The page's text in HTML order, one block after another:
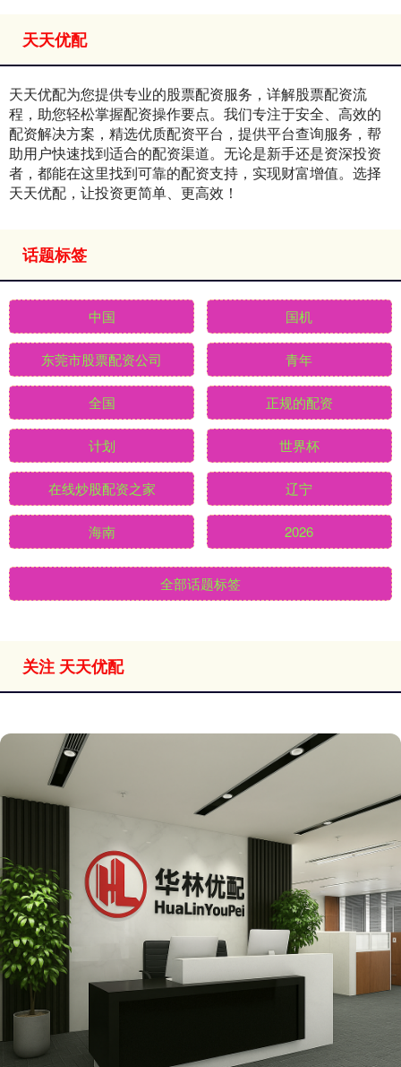
天天优配
天天优配为您提供专业的股票配资服务，详解股票配资流
程，助您轻松掌握配资操作要点。我们专注于安全、高效的
配资解决方案，精选优质配资平台，提供平台查询服务，帮
助用户快速找到适合的配资渠道。无论是新手还是资深投资
者，都能在这里找到可靠的配资支持，实现财富增值。选择
天天优配，让投资更简单、更高效！
话题标签
中国 国机
东莞市股票配资公司 青年
全国 正规的配资
计划 世界杯
在线炒股配资之家 辽宁
海南 2026
全部话题标签
关注 天天优配